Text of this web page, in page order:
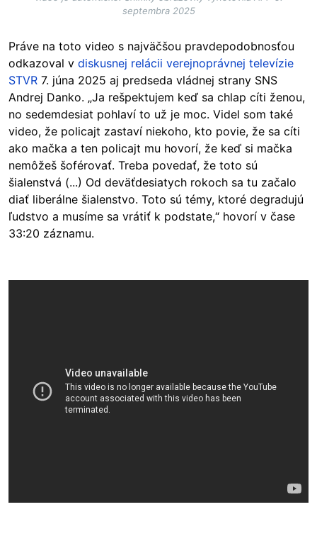
septembra 2025
Práve na toto video s najväčšou pravdepodobnosťou
odkazoval v diskusnej relácii verejnoprávnej televízie
STVR 7. júna 2025 aj predseda vládnej strany SNS
Andrej Danko. „Ja rešpektujem keď sa chlap cíti ženou,
no sedemdesiat pohlaví to už je moc. Videl som také
video, že policajt zastaví niekoho, kto povie, že sa cíti
ako mačka a ten policajt mu hovorí, že keď si mačka
nemôžeš šoférovať. Treba povedať, že toto sú
šialenstvá (...) Od deväťdesiatych rokoch sa tu začalo
diať liberálne šialenstvo. Toto sú témy, ktoré degradujú
ľudstvo a musíme sa vrátiť k podstate,“ hovorí v čase
33:20 záznamu.